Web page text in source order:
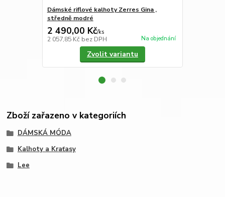
Dámské riflové kalhoty Zerres Gina ,
středně modré
2 490,00 Kč/ks
2 057,85 Kč bez DPH Na objednání
Zvolit variantu
Zboží zařazeno v kategoriích
DÁMSKÁ MÓDA
Kalhoty a Kraťasy
Lee